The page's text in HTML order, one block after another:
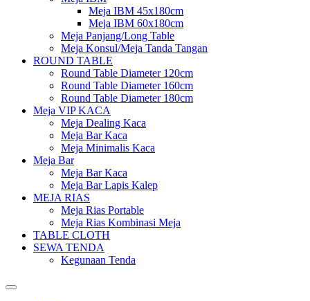
Meja IBM 45x180cm
Meja IBM 60x180cm
Meja Panjang/Long Table
Meja Konsul/Meja Tanda Tangan
ROUND TABLE
Round Table Diameter 120cm
Round Table Diameter 160cm
Round Table Diameter 180cm
Meja VIP KACA
Meja Dealing Kaca
Meja Bar Kaca
Meja Minimalis Kaca
Meja Bar
Meja Bar Kaca
Meja Bar Lapis Kalep
MEJA RIAS
Meja Rias Portable
Meja Rias Kombinasi Meja
TABLE CLOTH
SEWA TENDA
Kegunaan Tenda